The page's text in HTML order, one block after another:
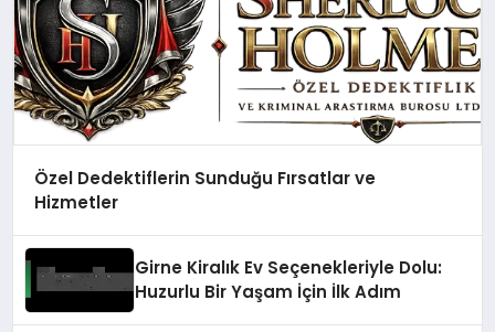
Özel Dedektiflerin Sunduğu Fırsatlar ve
Hizmetler
Girne Kiralık Ev Seçenekleriyle Dolu:
Huzurlu Bir Yaşam İçin İlk Adım